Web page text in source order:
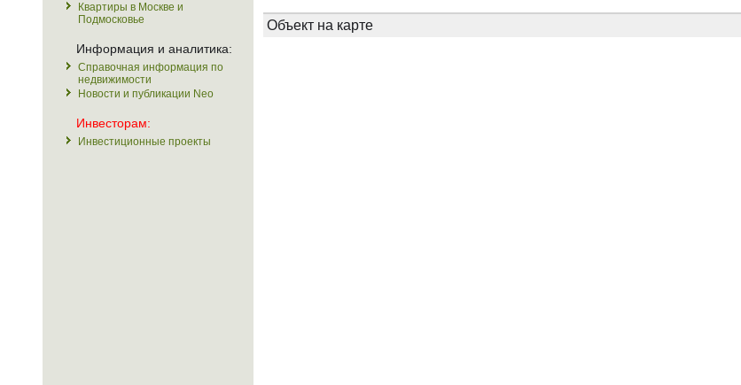
Квартиры в Москве и
Подмосковье
Информация и аналитика:
Справочная информация по
недвижимости
Новости и публикации Neo
Инвесторам:
Инвестиционные проекты
Объект на карте